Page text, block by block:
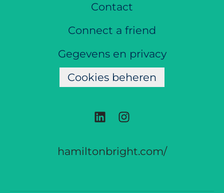
Contact
Connect a friend
Gegevens en privacy
Cookies beheren
hamiltonbright.com/